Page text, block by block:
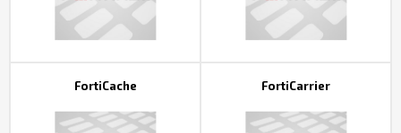
FortiCache FortiCarrier